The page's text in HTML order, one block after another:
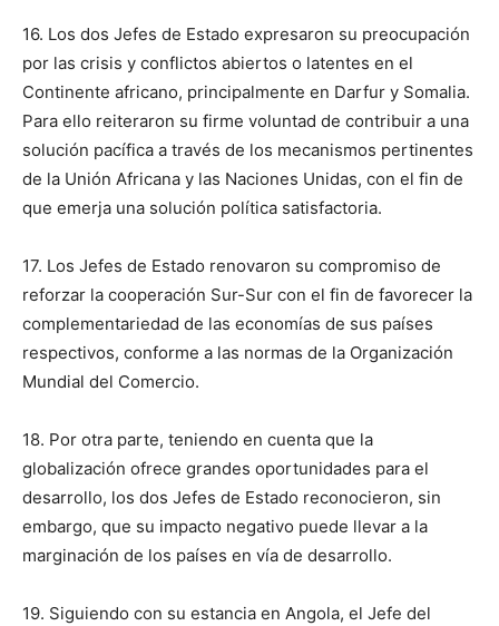
16. Los dos Jefes de Estado expresaron su preocupación
por las crisis y conflictos abiertos o latentes en el
Continente africano, principalmente en Darfur y Somalia.
Para ello reiteraron su firme voluntad de contribuir a una
solución pacífica a través de los mecanismos pertinentes
de la Unión Africana y las Naciones Unidas, con el fin de
que emerja una solución política satisfactoria.
17. Los Jefes de Estado renovaron su compromiso de
reforzar la cooperación Sur-Sur con el fin de favorecer la
complementariedad de las economías de sus países
respectivos, conforme a las normas de la Organización
Mundial del Comercio.
18. Por otra parte, teniendo en cuenta que la
globalización ofrece grandes oportunidades para el
desarrollo, los dos Jefes de Estado reconocieron, sin
embargo, que su impacto negativo puede llevar a la
marginación de los países en vía de desarrollo.
19. Siguiendo con su estancia en Angola, el Jefe del